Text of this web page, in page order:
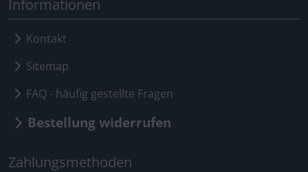
Informationen
Kontakt
Sitemap
FAQ - häufig gestellte Fragen
Bestellung widerrufen
Zahlungsmethoden